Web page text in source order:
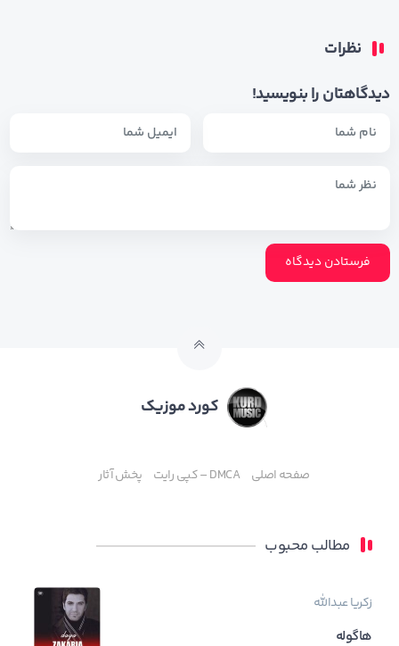
نظرات
دیدگاهتان را بنویسید!
کورد موزیک
صفحه اصلی DMCA – کپی رایت پخش آثار
مطالب محبوب
زکریا عبدالله
هاگوله